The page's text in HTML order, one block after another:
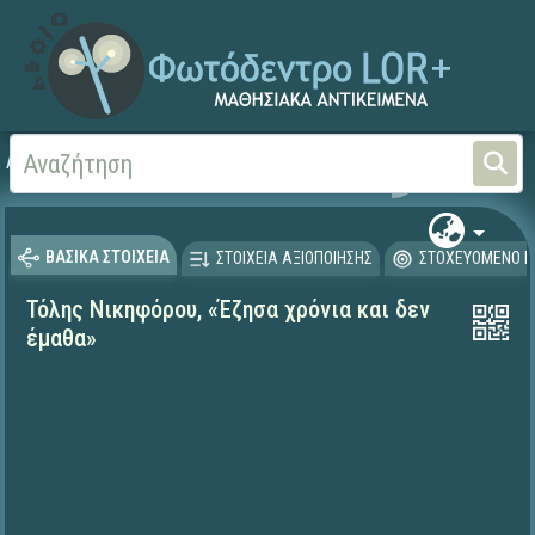
Αρχική Γλώσσα και Λογοτεχνία
ΒΑΣΙΚΑ ΣΤΟΙΧΕΙΑ ΣΤΟΙΧΕΙΑ ΑΞΙΟΠΟΙΗΣΗΣ ΣΤΟΧΕΥΟΜΕΝΟ
Τόλης Νικηφόρου, «Έζησα χρόνια και δεν
έμαθα»